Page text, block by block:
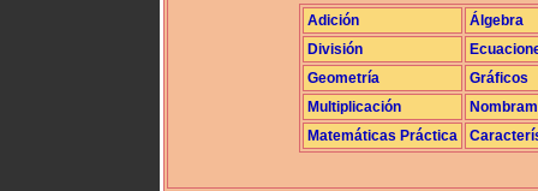
Adición
Álgebra
División
Geometría
Gráficos
Multiplicación
Matemáticas Práctica